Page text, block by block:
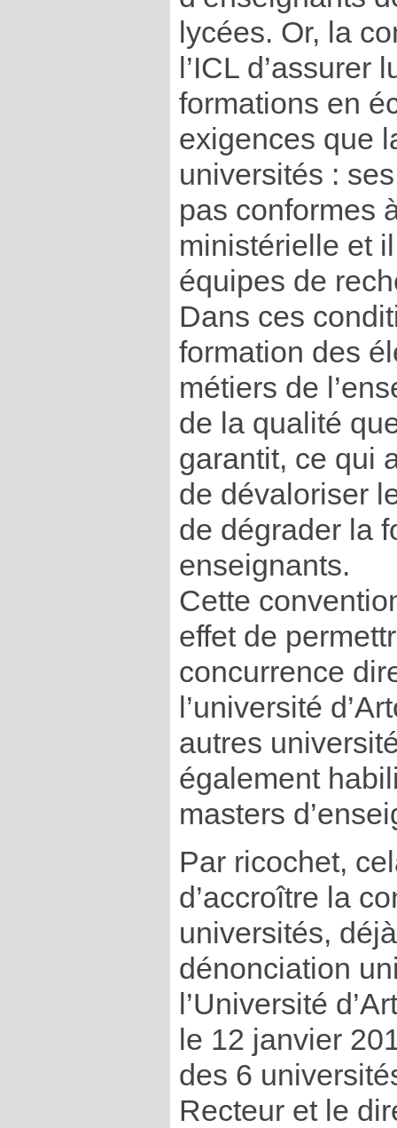
lycées. Or, la
l’ICL d’assurer
formations en
exigences que
universités :
pas conformes
ministérielle et
équipes de
Dans ces
formation des
métiers de
de la qualité
garantit, ce qui
de dévaloriser
de dégrader la
enseignants.
Cette
effet de
concurrence
l’université
autres
également
masters
Par ricochet,
d’accroître la
universités,
dénonciation
l’Université
le 12 janvier
des 6
Recteur et le